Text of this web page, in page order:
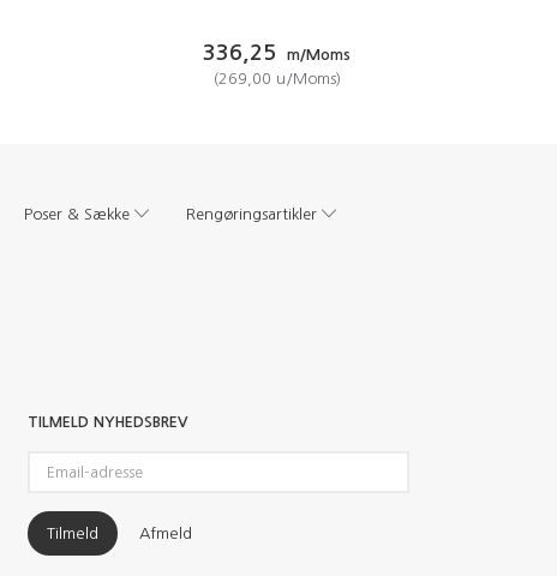
336,25
m/Moms
(269,00 u/Moms)
Poser & Sække Rengøringsartikler
TILMELD NYHEDSBREV
adresse
Tilmeld Afmeld